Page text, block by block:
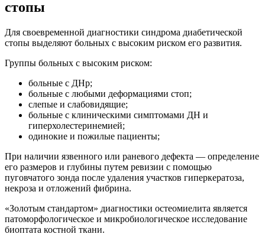
стопы
Для своевременной диагностики синдрома диабетической
стопы выделяют больных с высоким риском его развития.
Группы больных с высоким риском:
больные с ДНр;
больные с любыми деформациями стоп;
слепые и слабовидящие;
больные с клиническими симптомами ДН и
гиперхолестеринемией;
одинокие и пожилые пациенты;
При наличии язвенного или раневого дефекта — определение
его размеров и глубины путем ревизии с помощью
пуговчатого зонда после удаления участков гиперкератоза,
некроза и отложений фибрина.
«Золотым стандартом» диагностики остеомиелита является
патоморфологическое и микробиологическое исследование
биоптата костной ткани.